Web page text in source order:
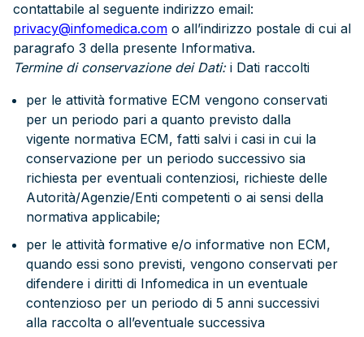
contattabile al seguente indirizzo email:
privacy@infomedica.com o all’indirizzo postale di cui al
paragrafo 3 della presente Informativa.
Termine di conservazione dei Dati:i Dati raccolti
per le attività formative ECM vengono conservati
per un periodo pari a quanto previsto dalla
vigente normativa ECM, fatti salvi i casi in cui la
conservazione per un periodo successivo sia
richiesta per eventuali contenziosi, richieste delle
Autorità/Agenzie/Enti competenti o ai sensi della
normativa applicabile;
per le attività formative e/o informative non ECM,
quando essi sono previsti, vengono conservati per
difendere i diritti di Infomedica in un eventuale
contenzioso per un periodo di 5 anni successivi
alla raccolta o all’eventuale successiva